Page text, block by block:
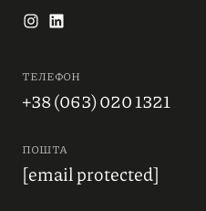
ТЕЛЕФОН
+38 (063) 020 1321
ПОШТА
[email protected]